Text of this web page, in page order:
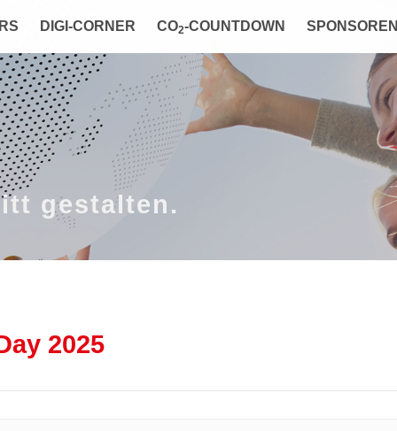
DIGI-CORNER CO2-COUNTDOWN SPONSOREN
gestalten.
2025